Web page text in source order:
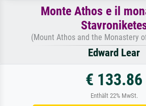
Monte Athos e il
(Mount Athos and the Monastery
Edward Lear
€ 133.86
Enthält 22% MwSt.